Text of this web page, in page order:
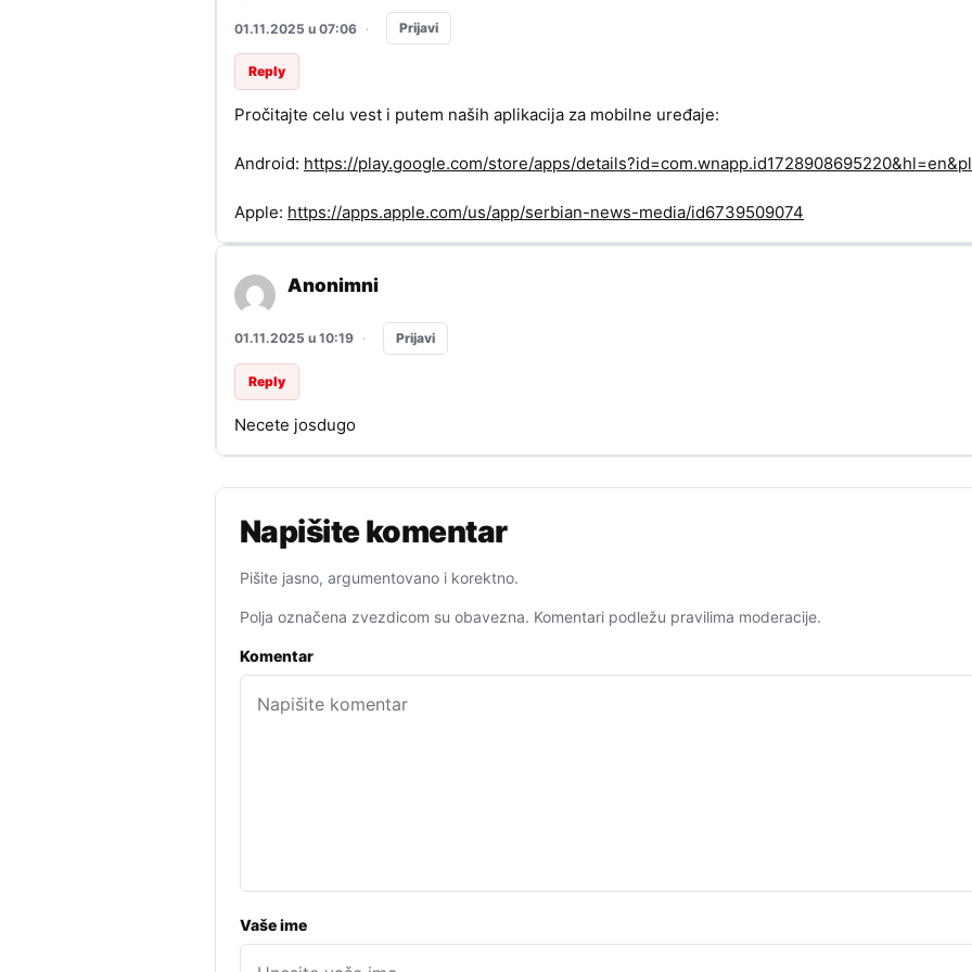
01.11.2025 u 07:06 · Prijavi
Reply
Pročitajte celu vest i putem naših aplikacija za mobilne uređaje:
Android: https://play.google.com/store/apps/
Apple: https://apps.apple.com/us/app/serbian-news-media/id6739509074
Anonimni
01.11.2025 u 10:19 · Prijavi
Reply
Necete josdugo
Napišite komentar
Pišite jasno, argumentovano i korektno.
Polja označena zvezdicom su obavezna. Komentari podležu pravilima moderacije.
Komentar
Vaše ime